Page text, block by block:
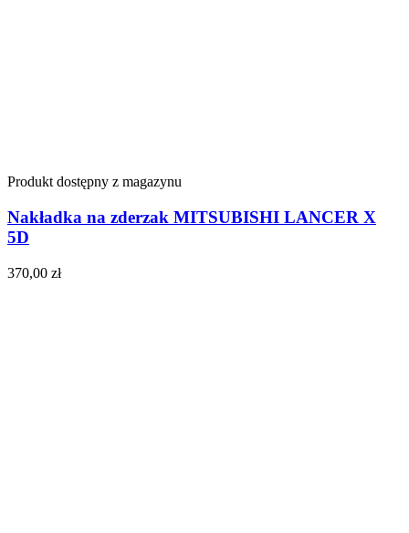
Produkt dostępny z magazynu
Nakładka na zderzak MITSUBISHI LANCER X
5D
370,00 zł